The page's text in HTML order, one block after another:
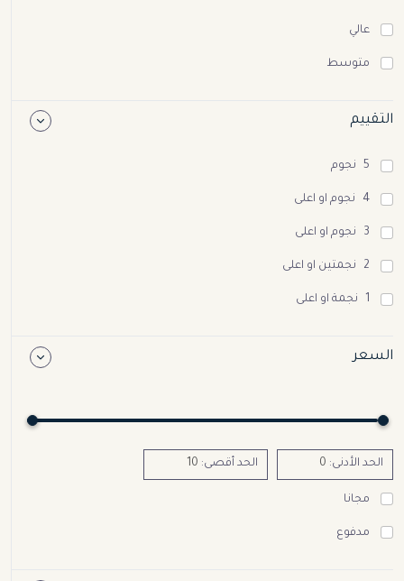
عالي
متوسط
التقييم
5 نجوم
4 نجوم او اعلى
3 نجوم او اعلى
2 نجمتين او اعلى
1 نجمة او اعلى
السعر
الحد الأدنى: الحد أقصى:
مجانا
مدفوع